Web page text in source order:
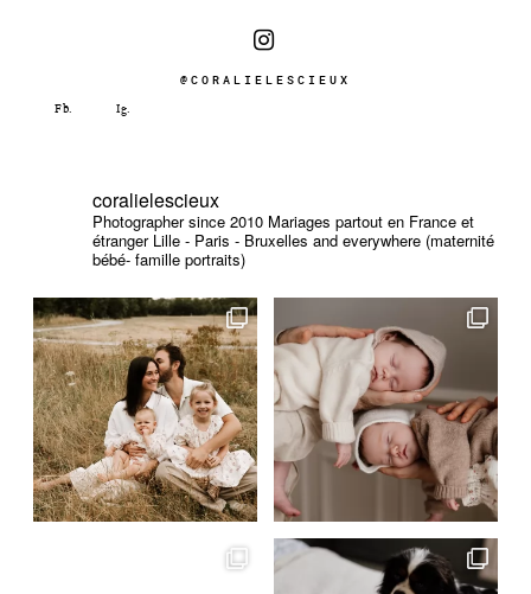
@CORALIELESCIEUX
coralielescieux
Photographer since 2010 Mariages partout en France et
étranger Lille - Paris - Bruxelles and everywhere (maternité
bébé- famille portraits)